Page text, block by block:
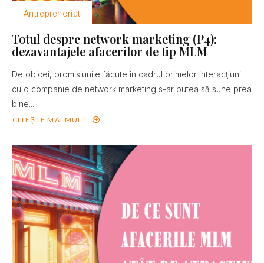
Antreprenoriat
Totul despre network marketing (P4):
dezavantajele afacerilor de tip MLM
De obicei, promisiunile făcute în cadrul primelor interacţiuni
cu o companie de network marketing s-ar putea să sune prea
bine...
CITEȘTE MAI MULT